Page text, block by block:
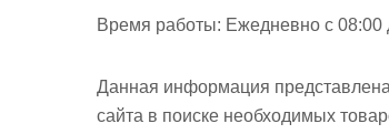
Время работы: Ежедневно с 08:00
Данная информация
сайта в поиске необходимых